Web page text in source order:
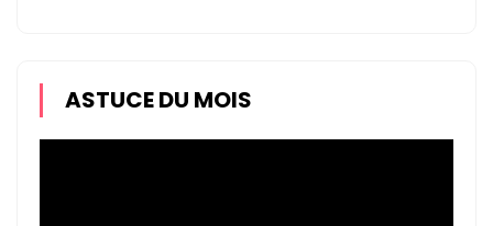
ASTUCE DU MOIS